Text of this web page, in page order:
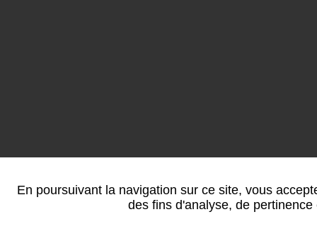
En poursuivant la navigation sur ce site, vous
des fins d'analyse, de